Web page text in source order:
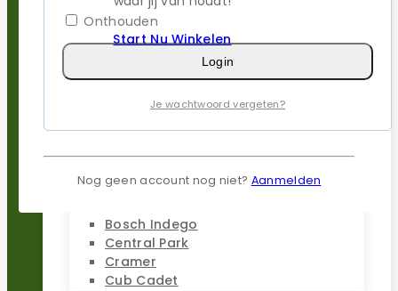
Kress
Parkside
Stiga
Worx
AL-KO
Belrobotics
Bosch Indego
Central Park
Cramer
Cub Cadet
Onthouden
Login
Je wachtwoord vergeten?
Nog geen account nog niet? Aanmelden
Start Nu Winkelen